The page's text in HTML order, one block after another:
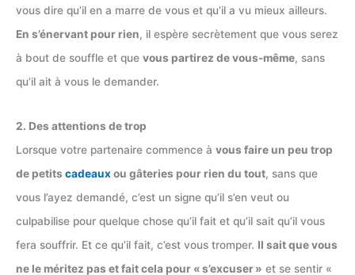
vous dire qu’il en a marre de vous et qu’il a vu mieux ailleurs.
En s’énervant pour rien, il espère secrètement que vous serez
à bout de souffle et que vous partirez de vous-même, sans
qu’il ait à vous le demander.
2. Des attentions de trop
Lorsque votre partenaire commence à vous faire un peu trop
de petits cadeauxou gâteries pour rien du tout, sans que
vous l’ayez demandé, c’est un signe qu’il s’en veut ou
culpabilise pour quelque chose qu’il fait et qu’il sait qu’il vous
fera souffrir. Et ce qu’il fait, c’est vous tromper. Il sait que vous
ne le méritez pas et fait cela pour « s’excuser » et se sentir «